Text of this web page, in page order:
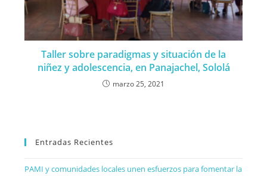
Taller sobre paradigmas y situación de la
niñez y adolescencia, en Panajachel, Sololá
marzo 25, 2021
Entradas Recientes
PAMI y comunidades locales unen esfuerzos para fomentar la